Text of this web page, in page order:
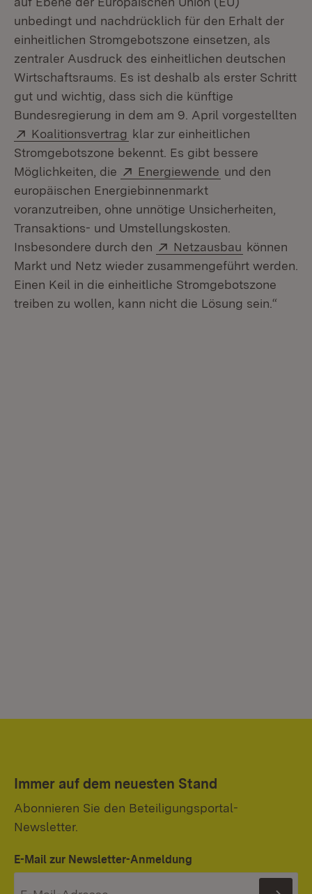
unbedingt und nachdrücklich für den Erhalt der
einheitlichen Stromgebotszone einsetzen, als
zentraler Ausdruck des einheitlichen deutschen
Wirtschaftsraums. Es ist deshalb als erster Schritt
gut und wichtig, dass sich die künftige
Bundesregierung in dem am 9. April vorgestellten
Extern:
Koalitionsvertrag (Öffnet in neuem Fenster)
klar zur einheitlichen
Stromgebotszone bekennt. Es gibt bessere
Möglichkeiten, die
Extern:
Energiewende (Öffnet in
und den
europäischen Energiebinnenmarkt
voranzutreiben, ohne unnötige Unsicherheiten,
Transaktions- und Umstellungskosten.
Insbesondere durch den
Extern:
Netzausbau (Öffnet in
können
Markt und Netz wieder zusammengeführt werden.
Einen Keil in die einheitliche Stromgebotszone
treiben zu wollen, kann nicht die Lösung sein.“
Immer auf dem neuesten Stand
Abonnieren Sie den Beteiligungsportal-
Newsletter.
E-Mail zur Newsletter-Anmeldung